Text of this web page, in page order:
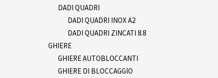
DADI QUADRI
DADI QUADRI INOX A2
DADI QUADRI ZINCATI 8.8
GHIERE
GHIERE AUTOBLOCCANTI
GHIERE DI BLOCCAGGIO